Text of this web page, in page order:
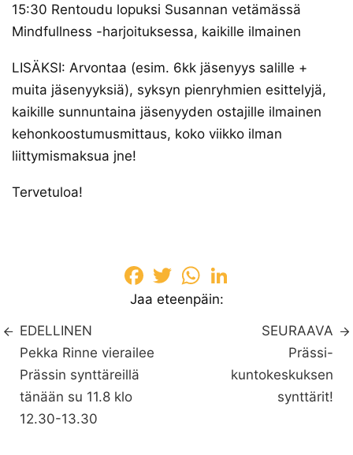
15:30 Rentoudu lopuksi Susannan vetämässä
Mindfullness -harjoituksessa, kaikille ilmainen
LISÄKSI: Arvontaa (esim. 6kk jäsenyys salille +
muita jäsenyyksiä), syksyn pienryhmien esittelyjä,
kaikille sunnuntaina jäsenyyden ostajille ilmainen
kehonkoostumusmittaus, koko viikko ilman
liittymismaksua jne!
Tervetuloa!
FacebookTwitterWhatsApp
Jaa eteenpäin:
EDELLINEN
Pekka Rinne vierailee
Prässin synttäreillä
tänään su 11.8 klo
12.30-13.30
SEURAAVA
Prässi-
kuntokeskuksen
synttärit!